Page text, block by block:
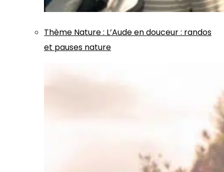
Thème Nature: L’Aude en douceur : randos
et pauses nature